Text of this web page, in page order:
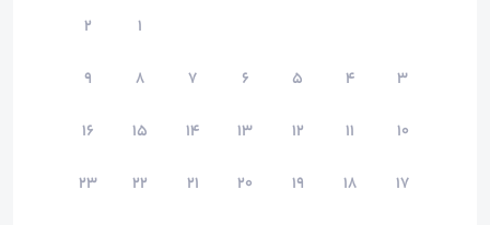
۱
۲
۳
۴ ۵ ۶ ۷ ۸
۹
۱۰
۱۱ ۱۲ ۱۳ ۱۴ ۱۵
۱۶
۱۷
۱۸ ۱۹ ۲۰ ۲۱ ۲۲
۲۳